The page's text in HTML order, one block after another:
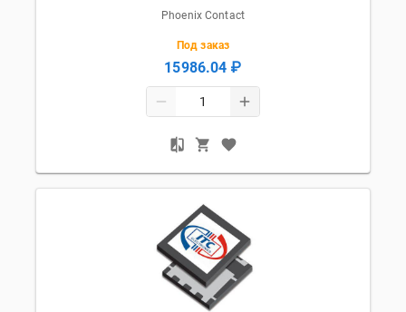
Phoenix Contact
Под заказ
15986.04 ₽